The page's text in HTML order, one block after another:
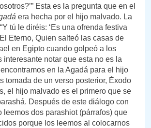
Esta es la pregunta que en el
era hecha por el hijo malvado. La
tú le diréis: ‘Es una ofrenda festiva
Eterno, Quien salteó las casas de
en Egipto cuando golpeó a los
interesante notar que esta no es la
en la Agadá para el hijo
tomada de un verso posterior, Éxodo
el hijo malvado es el primero que se
Después de este diálogo con
leemos dos parashiot (párrafos) que
porque los leemos al colocarnos